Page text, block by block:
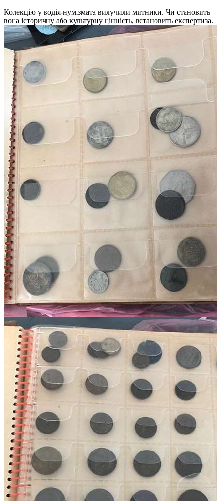
Колекцію у водія-нумізмата вилучили митники. Чи становить
вона історичну або культурну цінність, встановить експертиза.